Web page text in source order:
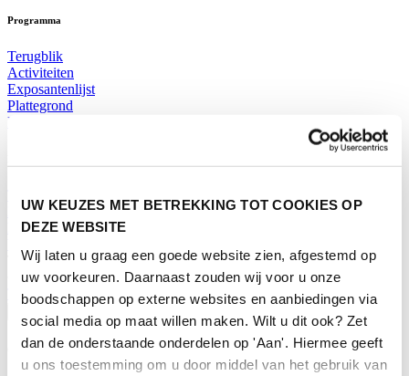
UW KEUZES MET BETREKKING TOT COOKIES OP
DEZE WEBSITE
Wij laten u graag een goede website zien, afgestemd op
uw voorkeuren. Daarnaast zouden wij voor u onze
boodschappen op externe websites en aanbiedingen via
social media op maat willen maken. Wilt u dit ook? Zet
dan de onderstaande onderdelen op 'Aan'. Hiermee geeft
u ons toestemming om u door middel van het gebruik van
Programma
Terugblik
Activiteiten
Exposantenlijst
Plattegrond
Programma
Bezoekersinformatie
Bereikbaarheid Horecava
Ticket kopen voor Horecava
TICKETS HORECAVA
Over Horecava